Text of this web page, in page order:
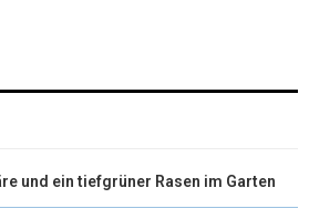
und ein tiefgrüner Rasen im Garten